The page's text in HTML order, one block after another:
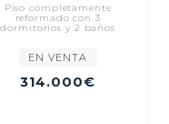
Piso completamente
reformado con 3
dormitorios y 2 baños
EN VENTA
314.000€